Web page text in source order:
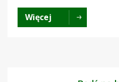
Więcej